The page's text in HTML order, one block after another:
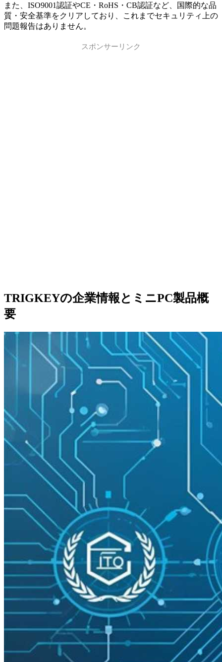
また、ISO9001認証やCE・RoHS・CB認証など、国際的な品
質・安全基準をクリアしており、これまでセキュリティ上の
問題報告はありません。
スポンサーリンク
TRIGKEYの企業情報とミニPC製品概
要